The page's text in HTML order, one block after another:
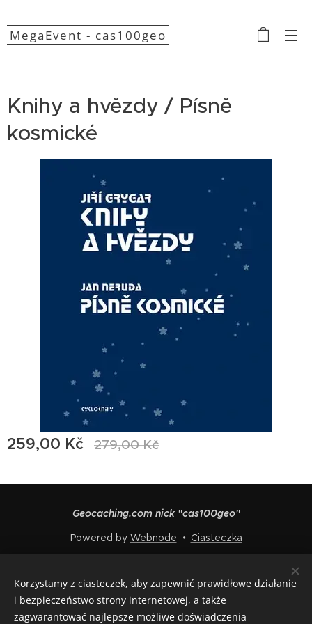
MegaEvent - cas100geo
Knihy a hvězdy / Písně
kosmické
259,00 Kč 279,00Kč
Geocaching.com nick "cas100geo"
Powered by Webnode Ciasteczka
Čeština
English Polski Deutsch Français
Español
Italiano
Korzystamy z ciasteczek, aby zapewnić prawidłowe działanie
i bezpieczeństwo strony internetowej, a także
zagwarantować najlepsze możliwe doświadczenia